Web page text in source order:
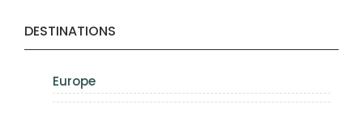
DESTINATIONS
Europe